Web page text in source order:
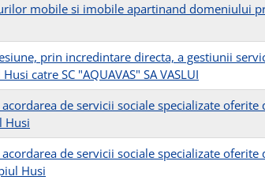
mobile si imobile apartinand domeniului
prin incredintare directa, a gestiunii
catre SC "AQUAVAS" SA VASLUI
de servicii sociale specializate oferite
Husi
de servicii sociale specializate oferite
Husi